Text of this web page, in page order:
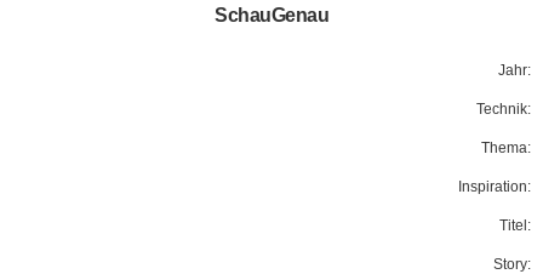
SchauGenau
Jahr:
Technik:
Thema:
Inspiration:
Titel:
Story: